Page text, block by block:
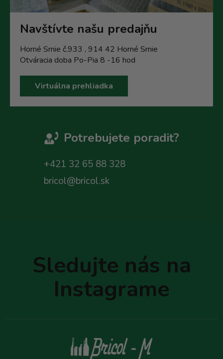
Navštívte našu predajňu
Horné Srnie č.933 , 914 42 Horné Srnie
Otváracia doba Po-Pia 8 -16 hod
Virtuálna prehliadka
Potrebujete poradit?
+421 32 65 88 328
bricol@bricol.sk
Sledujte nás na
Instagrame